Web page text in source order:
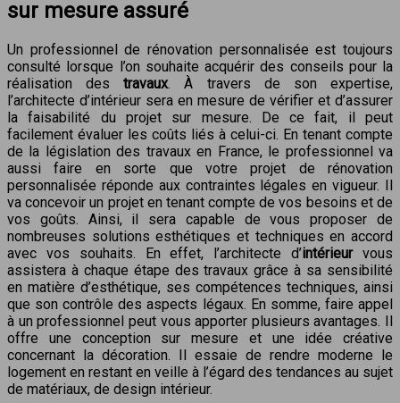
sur mesure assuré
Un professionnel de rénovation personnalisée est toujours
consulté lorsque l’on souhaite acquérir des conseils pour la
réalisation destravaux. À travers de son expertise,
l’architecte d’intérieur sera en mesure de vérifier et d’assurer
la faisabilité du projet sur mesure. De ce fait, il peut
facilement évaluer les coûts liés à celui-ci. En tenant compte
de la législation des travaux en France, le professionnel va
aussi faire en sorte que votre projet de rénovation
personnalisée réponde aux contraintes légales en vigueur. Il
va concevoir un projet en tenant compte de vos besoins et de
vos goûts. Ainsi, il sera capable de vous proposer de
nombreuses solutions esthétiques et techniques en accord
avec vos souhaits. En effet, l’architecte d’intérieurvous
assistera à chaque étape des travaux grâce à sa sensibilité
en matière d’esthétique, ses compétences techniques, ainsi
que son contrôle des aspects légaux. En somme, faire appel
à un professionnel peut vous apporter plusieurs avantages. Il
offre une conception sur mesure et une idée créative
concernant la décoration. Il essaie de rendre moderne le
logement en restant en veille à l’égard des tendances au sujet
de matériaux, de design intérieur.